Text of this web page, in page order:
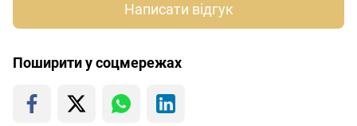
Написати відгук
Поширити у соцмережах